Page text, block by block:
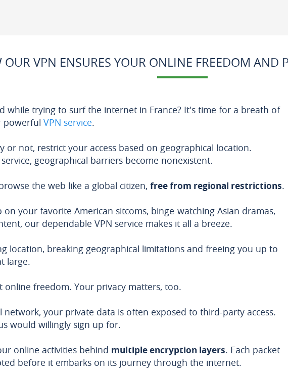
OUR VPN ENSURES YOUR ONLINE FREEDOM AND
while trying to surf the internet in France? It's time for a breath of
powerful VPN service.
or not, restrict your access based on geographical location.
geographical barriers become nonexistent.
the web like a global citizen, free from regional restrictions.
your favorite American sitcoms, binge-watching Asian dramas,
our dependable VPN service makes it all a breeze.
location, breaking geographical limitations and freeing you up to
large.
online freedom. Your privacy matters, too.
network, your private data is often exposed to third-party access.
would willingly sign up for.
online activities behind multiple encryption layers. Each packet
before it embarks on its journey through the internet.